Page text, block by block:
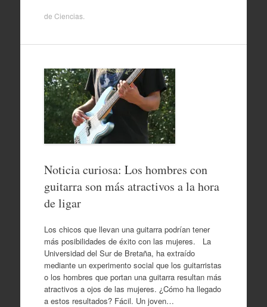
de Ciencias.
Noticia curiosa: Los hombres con
guitarra son más atractivos a la hora
de ligar
Los chicos que llevan una guitarra podrían tener
más posibilidades de éxito con las mujeres. La
Universidad del Sur de Bretaña, ha extraído
mediante un experimento social que los guitarristas
o los hombres que portan una guitarra resultan más
atractivos a ojos de las mujeres. ¿Cómo ha llegado
a estos resultados? Fácil. Un joven…